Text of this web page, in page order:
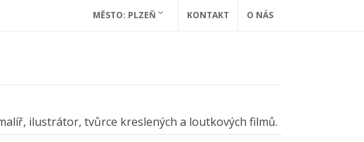
MĚSTO: PLZEŇ KONTAKT O NÁS
ilustrátor, tvůrce kreslených a loutkových filmů.